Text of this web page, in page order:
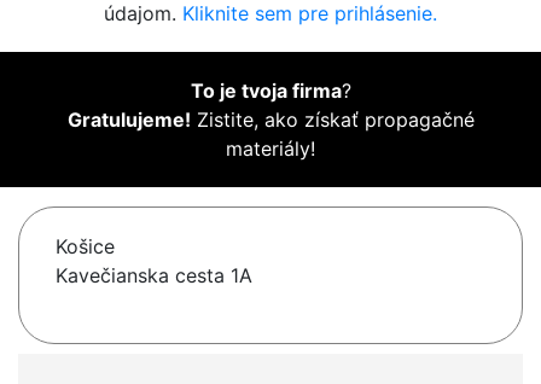
údajom. Kliknite sem pre prihlásenie.
To je tvoja firma?
Gratulujeme! Zistite, ako získať propagačné
materiály!
Košice
Kavečianska cesta 1A